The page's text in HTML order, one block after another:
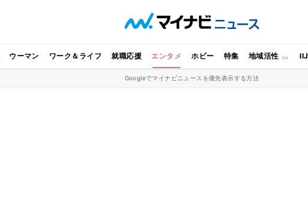
ウーマン ワーク＆ライフ 就職応援 エンタメ ホビー 特集 地域活性 IIJ
Googleでマイナビニュースを優先表示する方法